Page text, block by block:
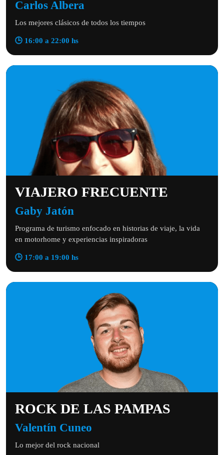
Carlos Albera
Los mejores clásicos de todos los tiempos
🕒 16:00 a 22:00 hs
VIAJERO FRECUENTE
Gaby Jatón
Programa de turismo enfocado en historias de viaje, la vida
en motorhome y experiencias inspiradoras
🕒 17:00 a 19:00 hs
ROCK DE LAS PAMPAS
Valentín Cuneo
Lo mejor del rock nacional